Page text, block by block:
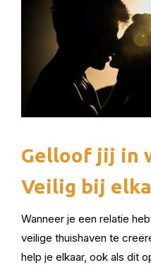
Gelloof jij in
Veilig bij
Wanneer je een relatie
veilige thuishaven te
help je elkaar, ook als dit